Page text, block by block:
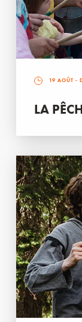
19 AOÛT -
LA